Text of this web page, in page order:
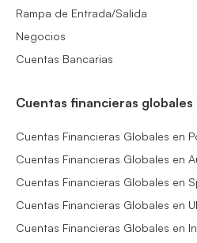
Rampa de Entrada/Salida
Negocios
Cuentas Bancarias
Cuentas financieras globales
Cuentas Financieras Globales en
Cuentas Financieras Globales en
Cuentas Financieras Globales en
Cuentas Financieras Globales en
Cuentas Financieras Globales en